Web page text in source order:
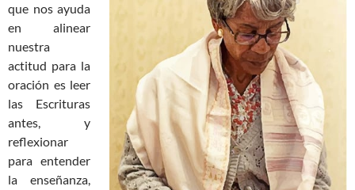
que nos ayuda
en alinear
nuestra
actitud para la
oración es leer
las Escrituras
antes, y
reflexionar
para entender
la enseñanza,